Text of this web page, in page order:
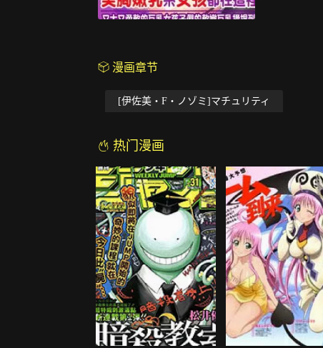
漫画章节
[伊佐美・F・ノゾミ]マチュリティ
热门漫画